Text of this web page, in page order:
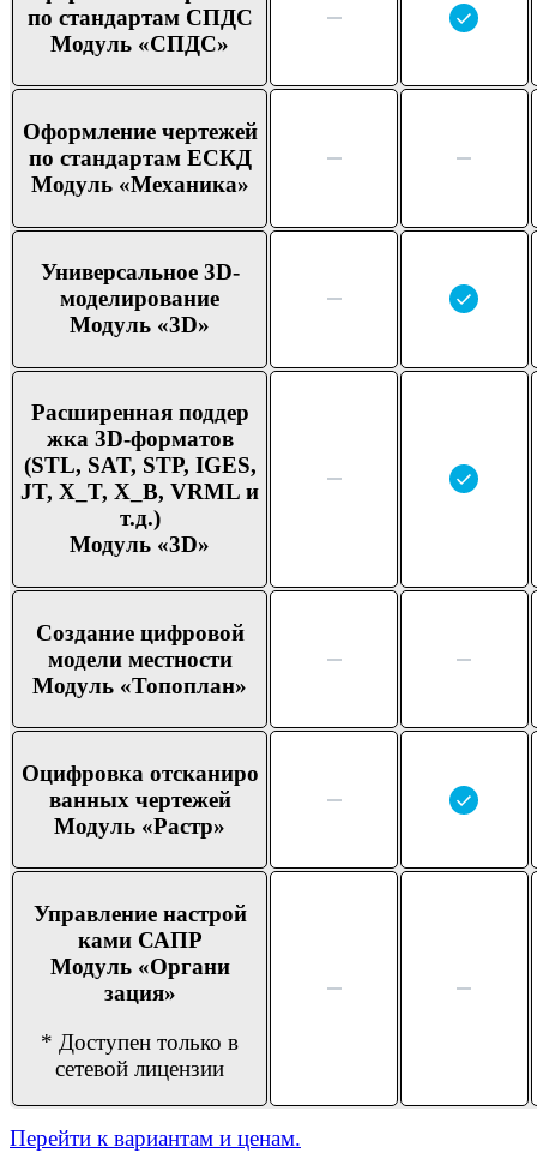
по стандартам СПДС
Модуль «СПДС»
Оформление чертежей
по стандартам ЕСКД
Модуль «Механика»
Универсальное 3D-
моделирование
Модуль «3D»
Расширенная поддер
жка 3D-форматов
(STL, SAT, STP, IGES,
JT, X_T, X_B, VRML и
т.д.)
Модуль «3D»
Создание цифровой
модели местности
Модуль «Топоплан»
Оцифровка отсканиро
ванных чертежей
Модуль «Растр»
Управление настрой
ками САПР
Модуль «Органи
зация»
* Доступен только в
сетевой лицензии
Перейти к вариантам и ценам.